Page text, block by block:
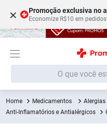
× Promoção exclusiva no
Economize R$10 em
O que você está buscando?
Medicamentos
Alergias
Anti-Inflamatórios e Antialérgicos
Termos mais
1º Fralda